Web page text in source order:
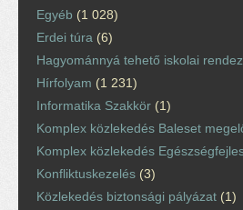
Egyéb (1 028)
Erdei túra (6)
Hagyománnyá tehető iskolai
Hírfolyam (1 231)
Informatika Szakkör (1)
Komplex közlekedés Baleset
Komplex közlekedés
Konfliktuskezelés (3)
Közlekedés biztonsági pályázat (1)